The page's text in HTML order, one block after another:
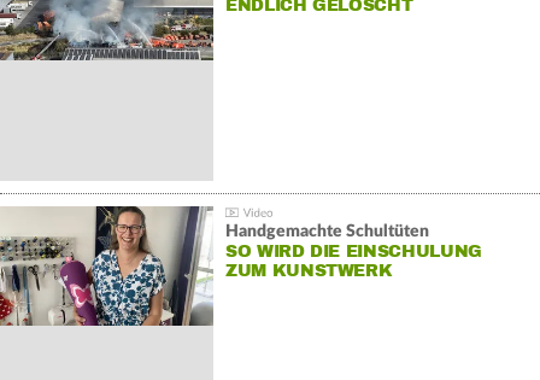
NDLICH GELÖSCHT
Handgemachte Schultüten
SO WIRD DIE EINSCHULUNG
ZUM KUNSTWERK